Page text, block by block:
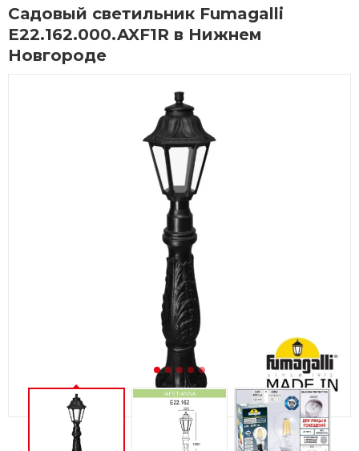
Садовый светильник Fumagalli
E22.162.000.AXF1R в Нижнем
Новгороде